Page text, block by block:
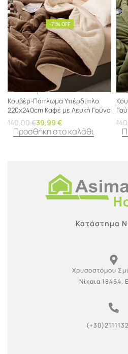
-71% OFF
ΚουβερτοπαπλώματαΛευκά
Είδη
Υπέρδιπλα
Κουβέρ-Πάπλωμα Υπέρδιπλο
220x240cm Καφέ με Λευκή Γούνα
140,00€39,99 €
Προσθήκη στο καλάθι
Κατάστημα
Χρυσοστόμου
Νίκαια 18454,